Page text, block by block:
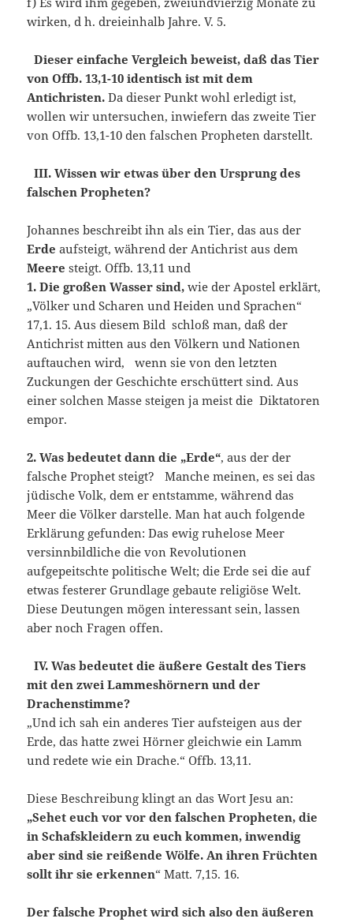
wirken, d h. dreieinhalb Jahre. V. 5.
Dieser einfache Vergleich beweist, daß das Tier
von Offb. 13,1-10 identisch ist mit dem
Antichristen. Da dieser Punkt wohl erledigt ist,
wollen wir untersuchen, inwiefern das zweite Tier
von Offb. 13,1-10 den falschen Propheten darstellt.
III. Wissen wir etwas über den Ursprung des
falschen Propheten?
Johannes beschreibt ihn als ein Tier, das aus der
Erde aufsteigt, während der Antichrist aus dem
Meere steigt. Offb. 13,11 und
1. Die großen Wasser sind, wie der Apostel erklärt,
„Völker und Scharen und Heiden und Sprachen“
17,1. 15. Aus diesem Bild schloß man, daß der
Antichrist mitten aus den Völkern und Nationen
auftauchen wird, wenn sie von den letzten
Zuckungen der Geschichte erschüttert sind. Aus
einer solchen Masse steigen ja meist die Diktatoren
empor.
2. Was bedeutet dann die „Erde“, aus der der
falsche Prophet steigt? Manche meinen, es sei das
jüdische Volk, dem er entstamme, während das
Meer die Völker darstelle. Man hat auch folgende
Erklärung gefunden: Das ewig ruhelose Meer
versinnbildliche die von Revolutionen
aufgepeitschte politische Welt; die Erde sei die auf
etwas festerer Grundlage gebaute religiöse Welt.
Diese Deutungen mögen interessant sein, lassen
aber noch Fragen offen.
IV. Was bedeutet die äußere Gestalt des Tiers
mit den zwei Lammeshörnern und der
Drachenstimme?
„Und ich sah ein anderes Tier aufsteigen aus der
Erde, das hatte zwei Hörner gleichwie ein Lamm
und redete wie ein Drache.“ Offb. 13,11.
Diese Beschreibung klingt an das Wort Jesu an:
„Sehet euch vor vor den falschen Propheten, die
in Schafskleidern zu euch kommen, inwendig
aber sind sie reißende Wölfe. An ihren Früchten
sollt ihr sie erkennen“ Matt. 7,15. 16.
Der falsche Prophet wird sich also den äußeren